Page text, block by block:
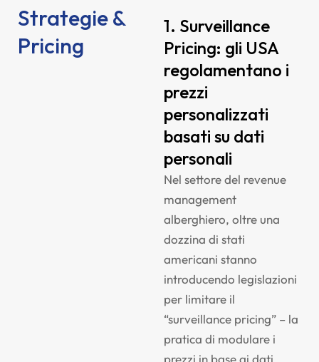
Strategie &
Pricing
1. Surveillance
Pricing: gli USA
regolamentano i
prezzi
personalizzati
basati su dati
personali
Nel settore del revenue
management
alberghiero, oltre una
dozzina di stati
americani stanno
introducendo legislazioni
per limitare il
“surveillance pricing” – la
pratica di modulare i
prezzi in base ai dati